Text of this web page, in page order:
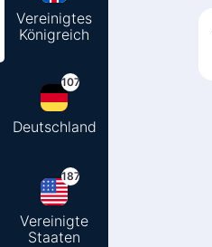
Vereinigtes
Königreich
107
Deutschland
187
Vereinigte
Staaten